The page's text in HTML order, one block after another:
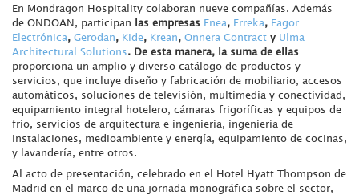
En Mondragon Hospitality colaboran nueve compañías. Además
de ONDOAN, participan las empresas Enea, Erreka, Fagor
Electrónica, Gerodan, Kide, Krean, Onnera Contract y Ulma
Architectural Solutions. De esta manera, la suma de ellas
proporciona un amplio y diverso catálogo de productos y
servicios, que incluye diseño y fabricación de mobiliario, accesos
automáticos, soluciones de televisión, multimedia y conectividad,
equipamiento integral hotelero, cámaras frigoríficas y equipos de
frío, servicios de arquitectura e ingeniería, ingeniería de
instalaciones, medioambiente y energía, equipamiento de cocinas,
y lavandería, entre otros.
Al acto de presentación, celebrado en el Hotel Hyatt Thompson de
Madrid en el marco de una jornada monográfica sobre el sector,